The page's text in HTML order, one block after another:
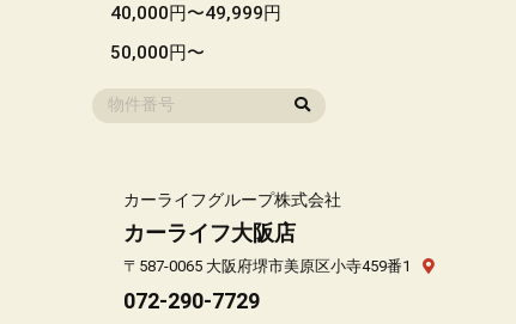
40,000円〜49,999円
50,000円〜
カーライフグループ株式会社
カーライフ大阪店
〒587-0065 大阪府堺市美原区小寺459番1
072-290-7729